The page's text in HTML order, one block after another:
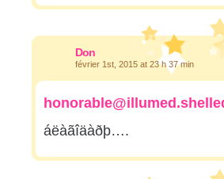
Don
février 1st, 2015 at 23 h 37 min
áëàãîäàðþ….